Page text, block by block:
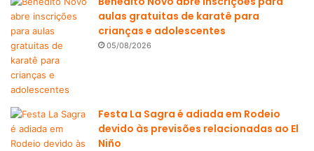
aulas gratuitas de karatê para
crianças e adolescentes
05/08/2026
Festa La Sagra é adiada em Rodeio
devido às previsões relacionadas ao El
Niño